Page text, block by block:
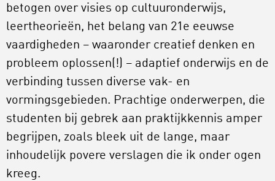
betogen over visies op cultuuronderwijs,
leertheorieën, het belang van 21e eeuwse
vaardigheden – waaronder creatief denken en
probleem oplossen(!) – adaptief onderwijs en de
verbinding tussen diverse vak- en
vormingsgebieden. Prachtige onderwerpen, die
studenten bij gebrek aan praktijkkennis amper
begrijpen, zoals bleek uit de lange, maar
inhoudelijk povere verslagen die ik onder ogen
kreeg.